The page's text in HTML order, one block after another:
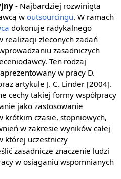
- Najbardziej rozwinięta
w outsourcingu. W ramach
dokonuje radykalnego
realizacji zleconych zadań
zasadniczych
Ten rodzaj
w pracy D.
artykule J. C. Linder [2004].
cechy takiej formy współpracy
jako zastosowanie
krótkim czasie, stopniowych,
w zakresie wyników całej
której uczestniczy
zasadnicze znaczenie ludzi
w osiąganiu wspomnianych